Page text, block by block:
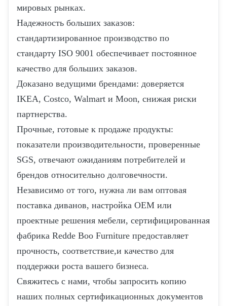
мировых рынках.
Надежность больших заказов:
стандартизированное производство по
стандарту ISO 9001 обеспечивает постоянное
качество для больших заказов.
Доказано ведущими брендами: доверяется
IKEA, Costco, Walmart и Moon, снижая риски
партнерства.
Прочные, готовые к продаже продукты:
показатели производительности, проверенные
SGS, отвечают ожиданиям потребителей и
брендов относительно долговечности.
Независимо от того, нужна ли вам оптовая
поставка диванов, настройка OEM или
проектные решения мебели, сертифицированная
фабрика Redde Boo Furniture предоставляет
прочность, соответствие,и качество для
поддержки роста вашего бизнеса.
Свяжитесь с нами, чтобы запросить копию
наших полных сертификационных документов